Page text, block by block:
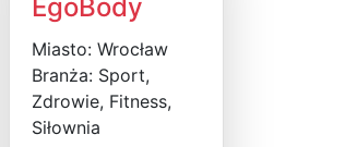
EgoBody
Miasto: Wrocław
Branża: Sport,
Zdrowie, Fitness,
Siłownia